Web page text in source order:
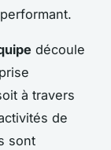
découle
à travers
de
sont